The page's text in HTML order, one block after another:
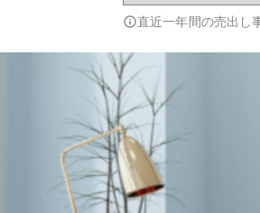
直近一年間の売出し